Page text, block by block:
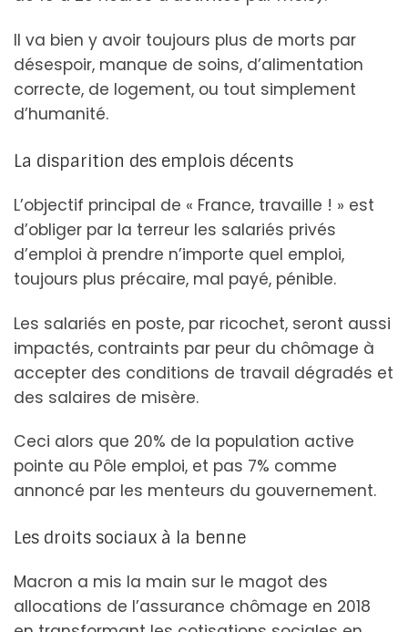
Il va bien y avoir toujours plus de morts par
désespoir, manque de soins, d’alimentation
correcte, de logement, ou tout simplement
d’humanité.
La disparition des emplois décents
L’objectif principal de « France, travaille ! » est
d’obliger par la terreur les salariés privés
d’emploi à prendre n’importe quel emploi,
toujours plus précaire, mal payé, pénible.
Les salariés en poste, par ricochet, seront aussi
impactés, contraints par peur du chômage à
accepter des conditions de travail dégradés et
des salaires de misère.
Ceci alors que 20% de la population active
pointe au Pôle emploi, et pas 7% comme
annoncé par les menteurs du gouvernement.
Les droits sociaux à la benne
Macron a mis la main sur le magot des
allocations de l’assurance chômage en 2018